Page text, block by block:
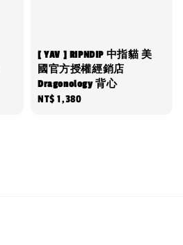
[ YAV ] RIPNDIP 中指貓 美
國官方授權經銷店
Dragonology 背心
Regular
NT$ 1,380